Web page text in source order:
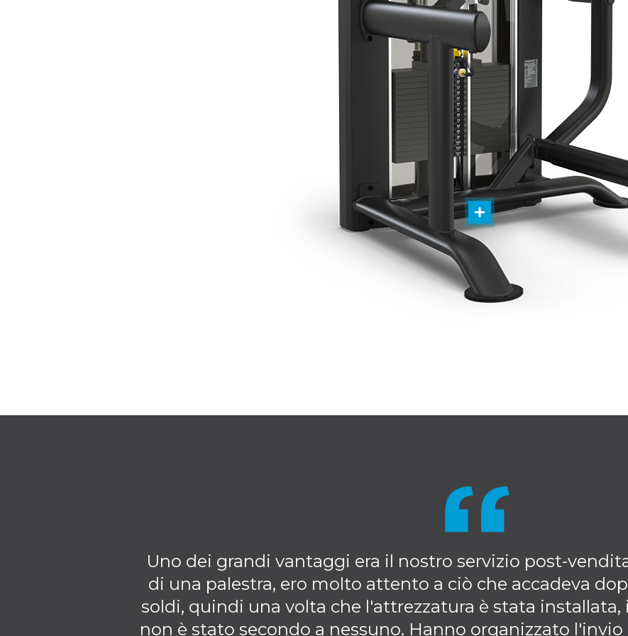
Uno dei grandi vantaggi era il nostro servizio post-
di una palestra, ero molto attento a ciò che accadeva
soldi, quindi una volta che l'attrezzatura è stata
non è stato secondo a nessuno. Hanno organizzato